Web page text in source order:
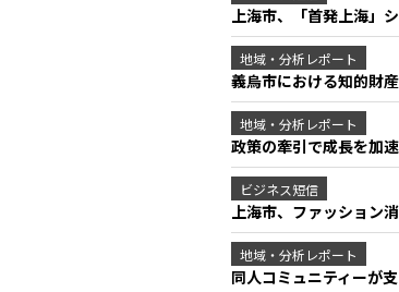
上海市、「首発上海」
地域・分析レポート
義烏市における知的財
地域・分析レポート
政策の牽引で成長を加
ビジネス短信
上海市、ファッション
地域・分析レポート
同人コミュニティーが